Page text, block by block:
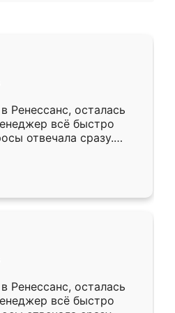
Ренессанс, осталась
всё быстро
отвечала сразу.
субботу, подошёл к
Собрали
аккуратно, даже
Ренессанс, осталась
всё быстро